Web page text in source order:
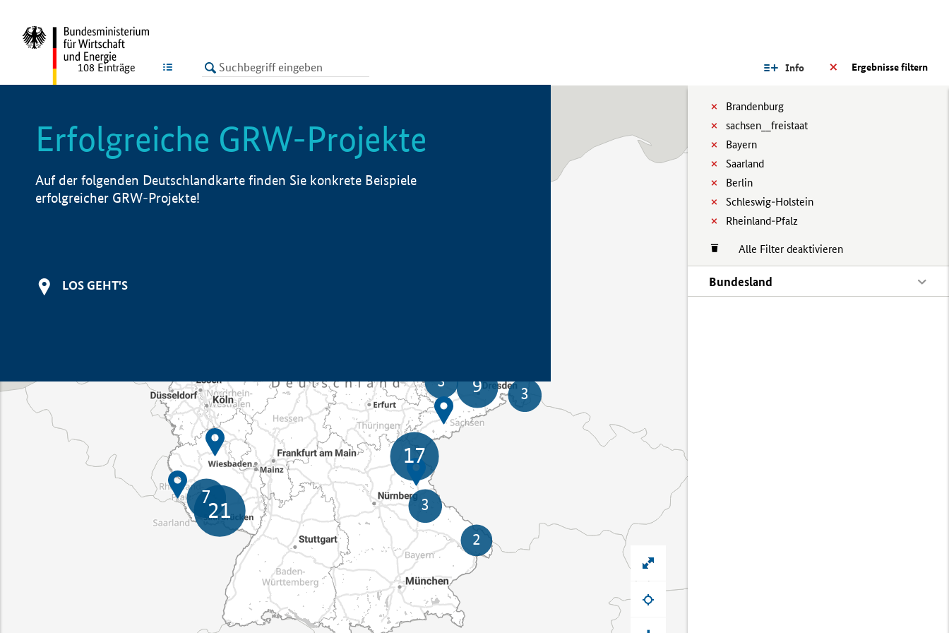
LISTE Ergebnisse filtern
Info
Brandenburg
sachsen__freistaat
Bayern
Saarland
Berlin
Schleswig-Holstein
Rheinland-Pfalz
Alle Filter deaktivieren
Bundesland
108 Einträge
Erfolgreiche GRW-Projekte
Auf der folgenden Deutschlandkarte finden Sie konkrete Beispiele
erfolgreicher GRW-Projekte!
LOS GEHT'S